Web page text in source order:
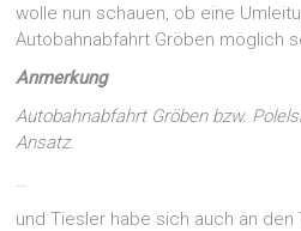
wolle nun schauen, ob eine
Autobahnabfahrt Gröben möglich
Anmerkung
Autobahnabfahrt Gröben bzw.
Ansatz.
…
und Tiesler habe sich auch an den